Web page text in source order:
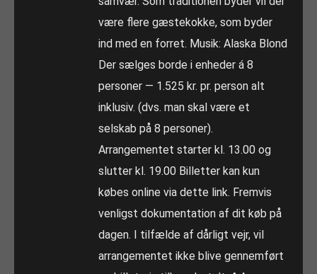
være flere gæstekokke, som byder
ind med en forret. Musik: Alaska Blond
Der sælges borde i enheder á 8
personer — 1.525 kr. pr. person alt
inklusiv. (dvs. man skal være et
selskab på 8 personer).
Arrangementet starter kl. 13.00 og
slutter kl. 19.00 Billetter kan kun
købes online via dette link. Fremvis
venligst dokumentation af dit køb på
dagen. I tilfælde af dårligt vejr, vil
arrangementet ikke blive gennemført